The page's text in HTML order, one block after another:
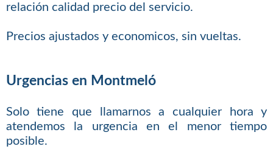
relación calidad precio del servicio.
Precios ajustados y economicos, sin vueltas.
Urgencias en Montmeló
Solo tiene que llamarnos a cualquier hora y
atendemos la urgencia en el menor tiempo
posible.